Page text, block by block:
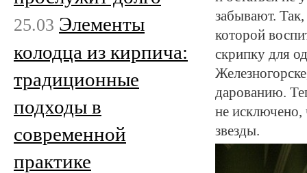
забывают.
которой
скрипку для
дарованию.
не исключено,
звезды.
25.03 Элементы
колодца из кирпича:
традиционные
подходы в
современной
практике